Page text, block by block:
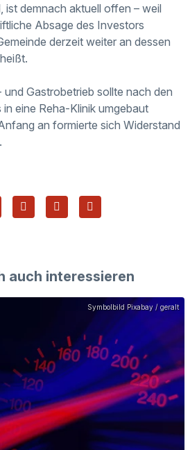
ist demnach aktuell offen – weil
Absage des Investors
derzeit weiter an dessen
und Gastrobetrieb sollte nach den
eine Reha-Klinik umgebaut
an formierte sich Widerstand
auch interessieren
Symbolbild Pixabay / geralt